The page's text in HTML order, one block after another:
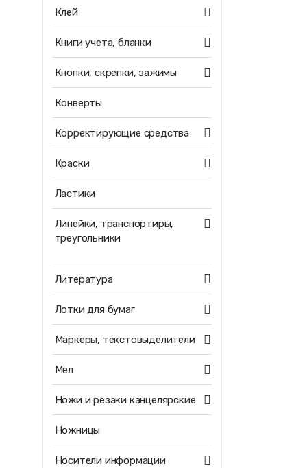
Клей
Книги учета, бланки
Кнопки, скрепки, зажимы
Конверты
Корректирующие средства
Краски
Ластики
Линейки, транспортиры,
треугольники
Литература
Лотки для бумаг
Маркеры, текстовыделители
Мел
Ножи и резаки канцелярские
Ножницы
Носители информации